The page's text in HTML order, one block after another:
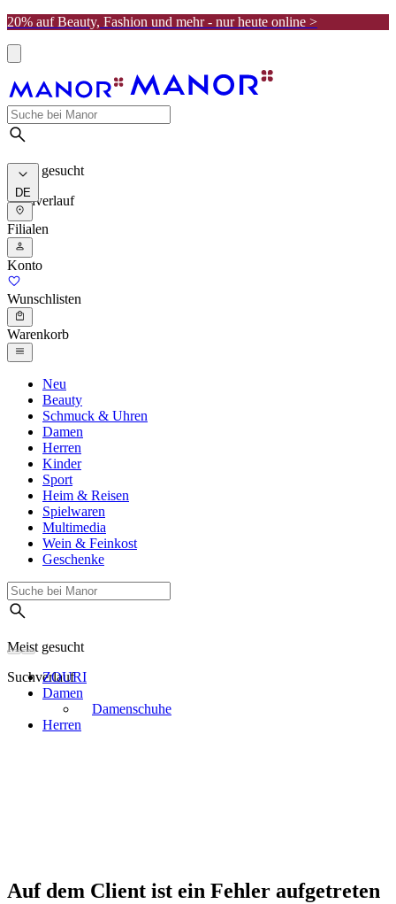
20% auf Beauty, Fashion und mehr - nur heute online >
Meist gesucht
Suchverlauf
DE
Filialen
Konto
Wunschlisten
Warenkorb
Neu
Beauty
Schmuck & Uhren
Damen
Herren
Kinder
Sport
Heim & Reisen
Spielwaren
Multimedia
Wein & Feinkost
Geschenke
Meist gesucht
Suchverlauf
ZOURI
Damen
Damenschuhe
Herren
Auf dem Client ist ein Fehler aufgetreten